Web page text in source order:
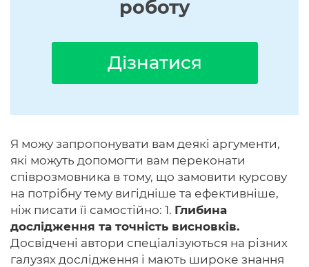
роботу
Дізнатися
Я можу запропонувати вам деякі аргументи,
які можуть допомогти вам переконати
співрозмовника в тому, що замовити курсову
на потрібну тему вигідніше та ефективніше,
ніж писати її самостійно: 1. Глибина
дослідження та точність висновків.
Досвідчені автори спеціалізуються на різних
галузях дослідження і мають широке знання